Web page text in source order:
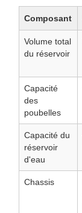
Composant
Volume total
du réservoir
Capacité
des
poubelles
Capacité du
réservoir
d'eau
Chassis